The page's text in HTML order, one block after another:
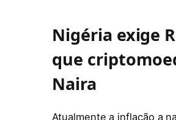
Nigéria exige
que
Naira
Atualmente a inflação a